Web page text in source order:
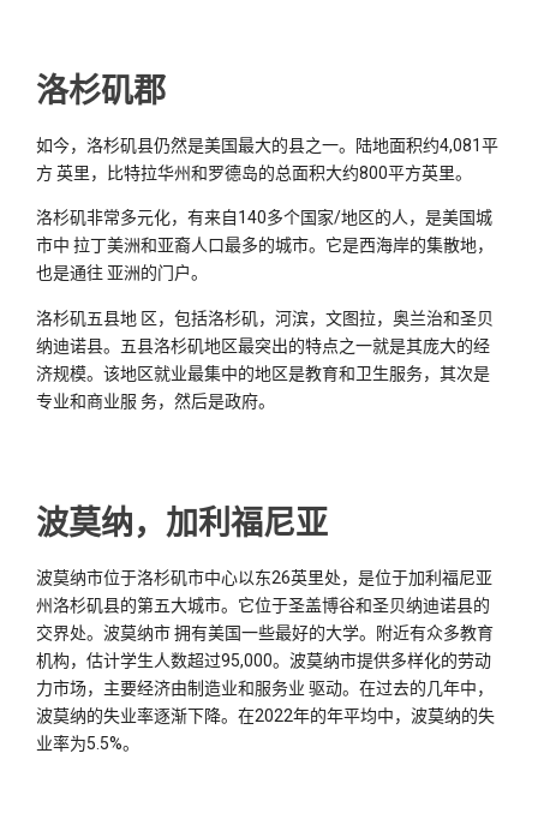
洛杉矶郡
如今，洛杉矶县仍然是美国最大的县之一。陆地面积约4,081平
方 英里，比特拉华州和罗德岛的总面积大约800平方英里。
洛杉矶非常多元化，有来自140多个国家/地区的人，是美国城
市中 拉丁美洲和亚裔人口最多的城市。它是西海岸的集散地，
也是通往 亚洲的门户。
洛杉矶五县地 区，包括洛杉矶，河滨，文图拉，奥兰治和圣贝
纳迪诺县。五县洛杉矶地区最突出的特点之一就是其庞大的经
济规模。该地区就业最集中的地区是教育和卫生服务，其次是
专业和商业服 务，然后是政府。
波莫纳，加利福尼亚
波莫纳市位于洛杉矶市中心以东26英里处，是位于加利福尼亚
州洛杉矶县的第五大城市。它位于圣盖博谷和圣贝纳迪诺县的
交界处。波莫纳市 拥有美国一些最好的大学。附近有众多教育
机构，估计学生人数超过95,000。波莫纳市提供多样化的劳动
力市场，主要经济由制造业和服务业 驱动。在过去的几年中，
波莫纳的失业率逐渐下降。在2022年的年平均中，波莫纳的失
业率为5.5%。